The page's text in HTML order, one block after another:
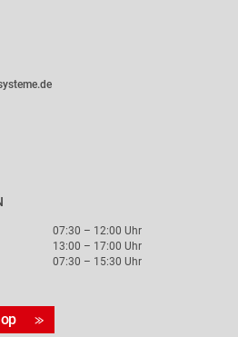
07:30 – 12:00 Uhr
13:00 – 17:00 Uhr
07:30 – 15:30 Uhr